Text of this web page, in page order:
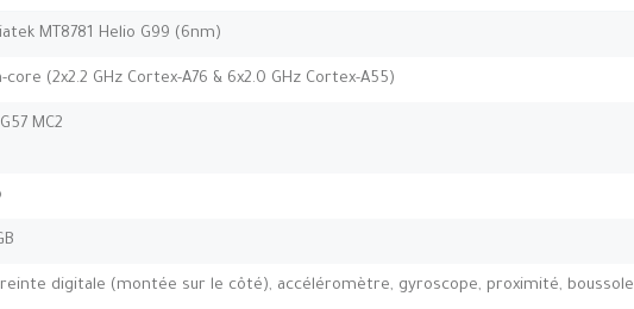
MT8781 Helio G99 (6nm)
core (2x2.2 GHz Cortex-A76 & 6x2.0 GHz Cortex-A55)
MC2
digitale (montée sur le côté), accéléromètre, gyroscope, proximité, boussole